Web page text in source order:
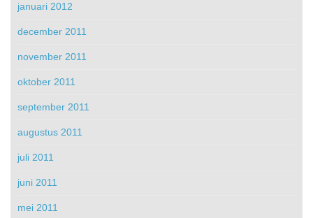
januari 2012
december 2011
november 2011
oktober 2011
september 2011
augustus 2011
juli 2011
juni 2011
mei 2011